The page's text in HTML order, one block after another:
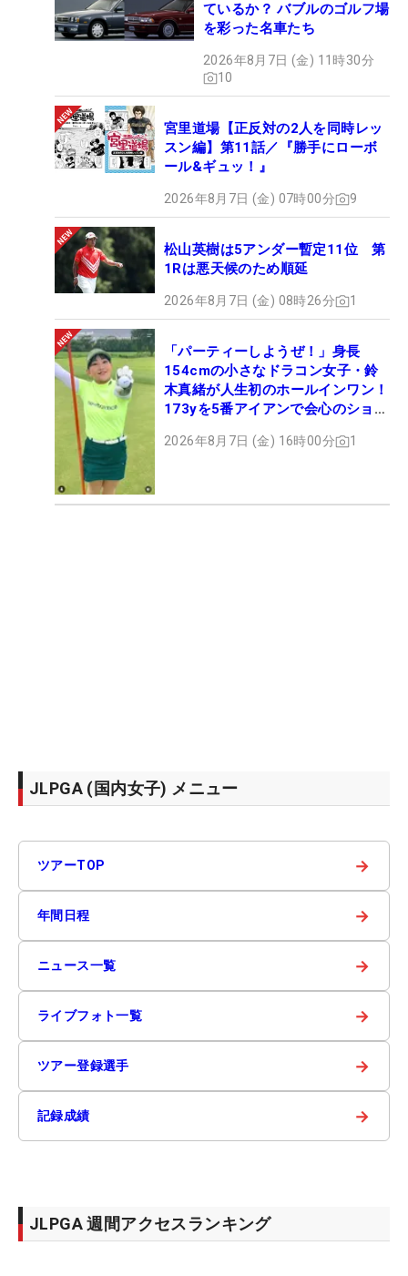
ているか？ バブルのゴルフ場
を彩った名車たち
2026年8月7日 (金) 11時30分
10
宮里道場【正反対の2人を同時レッ
スン編】第11話／『勝手にローボ
ール&ギュッ！』
2026年8月7日 (金) 07時00分 9
松山英樹は5アンダー暫定11位 第
1Rは悪天候のため順延
2026年8月7日 (金) 08時26分 1
「パーティーしようぜ！」身長
154cmの小さなドラコン女子・鈴
木真緒が人生初のホールインワン！
173yを5番アイアンで会心のショッ
2026年8月7日 (金) 16時00分 1
JLPGA (国内女子) メニュー
ツアーTOP →
年間日程 →
ニュース一覧 →
ライブフォト一覧 →
ツアー登録選手 →
記録成績 →
JLPGA 週間アクセスランキング